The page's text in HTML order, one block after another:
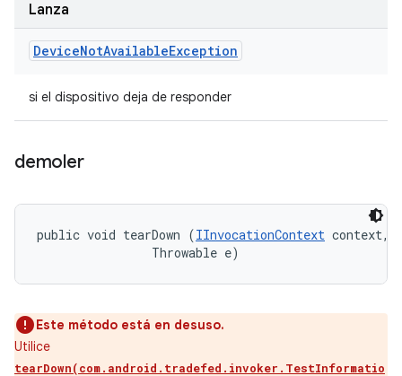
Lanza
DeviceNotAvailableException
si el dispositivo deja de responder
demoler
public void tearDown (IInvocationContext context,
                Throwable e)
Este método está en desuso.
Utilice
tearDown(com.android.tradefed.invoker.TestInformatio